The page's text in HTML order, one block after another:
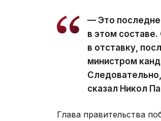
— Это
в этом
в отставку,
министром
сказал Никол
Глава правительства